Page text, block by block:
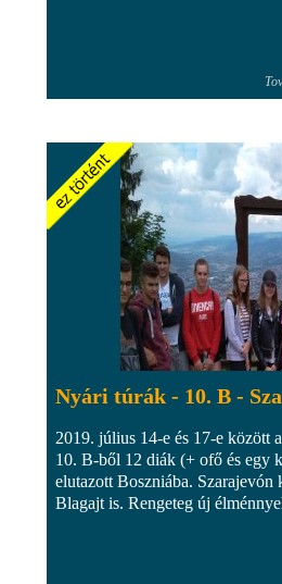
Nyári túrák - 10. B -
2019. július 14-e és 17-e között a
10. B-ből 12 diák (+ ofő és egy
elutazott Boszniába.
Blagajt is. Rengeteg új